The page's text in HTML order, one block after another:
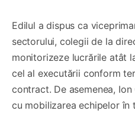
Edilul a dispus ca
sectorului, colegii de la
monitorizeze lucrările atât
cel al executării conform
contract. De asemenea,
cu mobilizarea echipelor în